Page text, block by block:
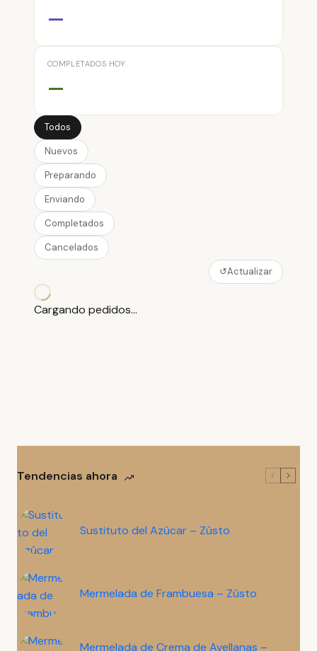
—
COMPLETADOS HOY
—
Todos
Nuevos
Preparando
Enviando
Completados
Cancelados
↺Actualizar
Cargando pedidos…
Tendencias ahora
Sustituto del Azúcar – Zùsto
Mermelada de Frambuesa – Zùsto
Mermelada de Crema de Avellanas –